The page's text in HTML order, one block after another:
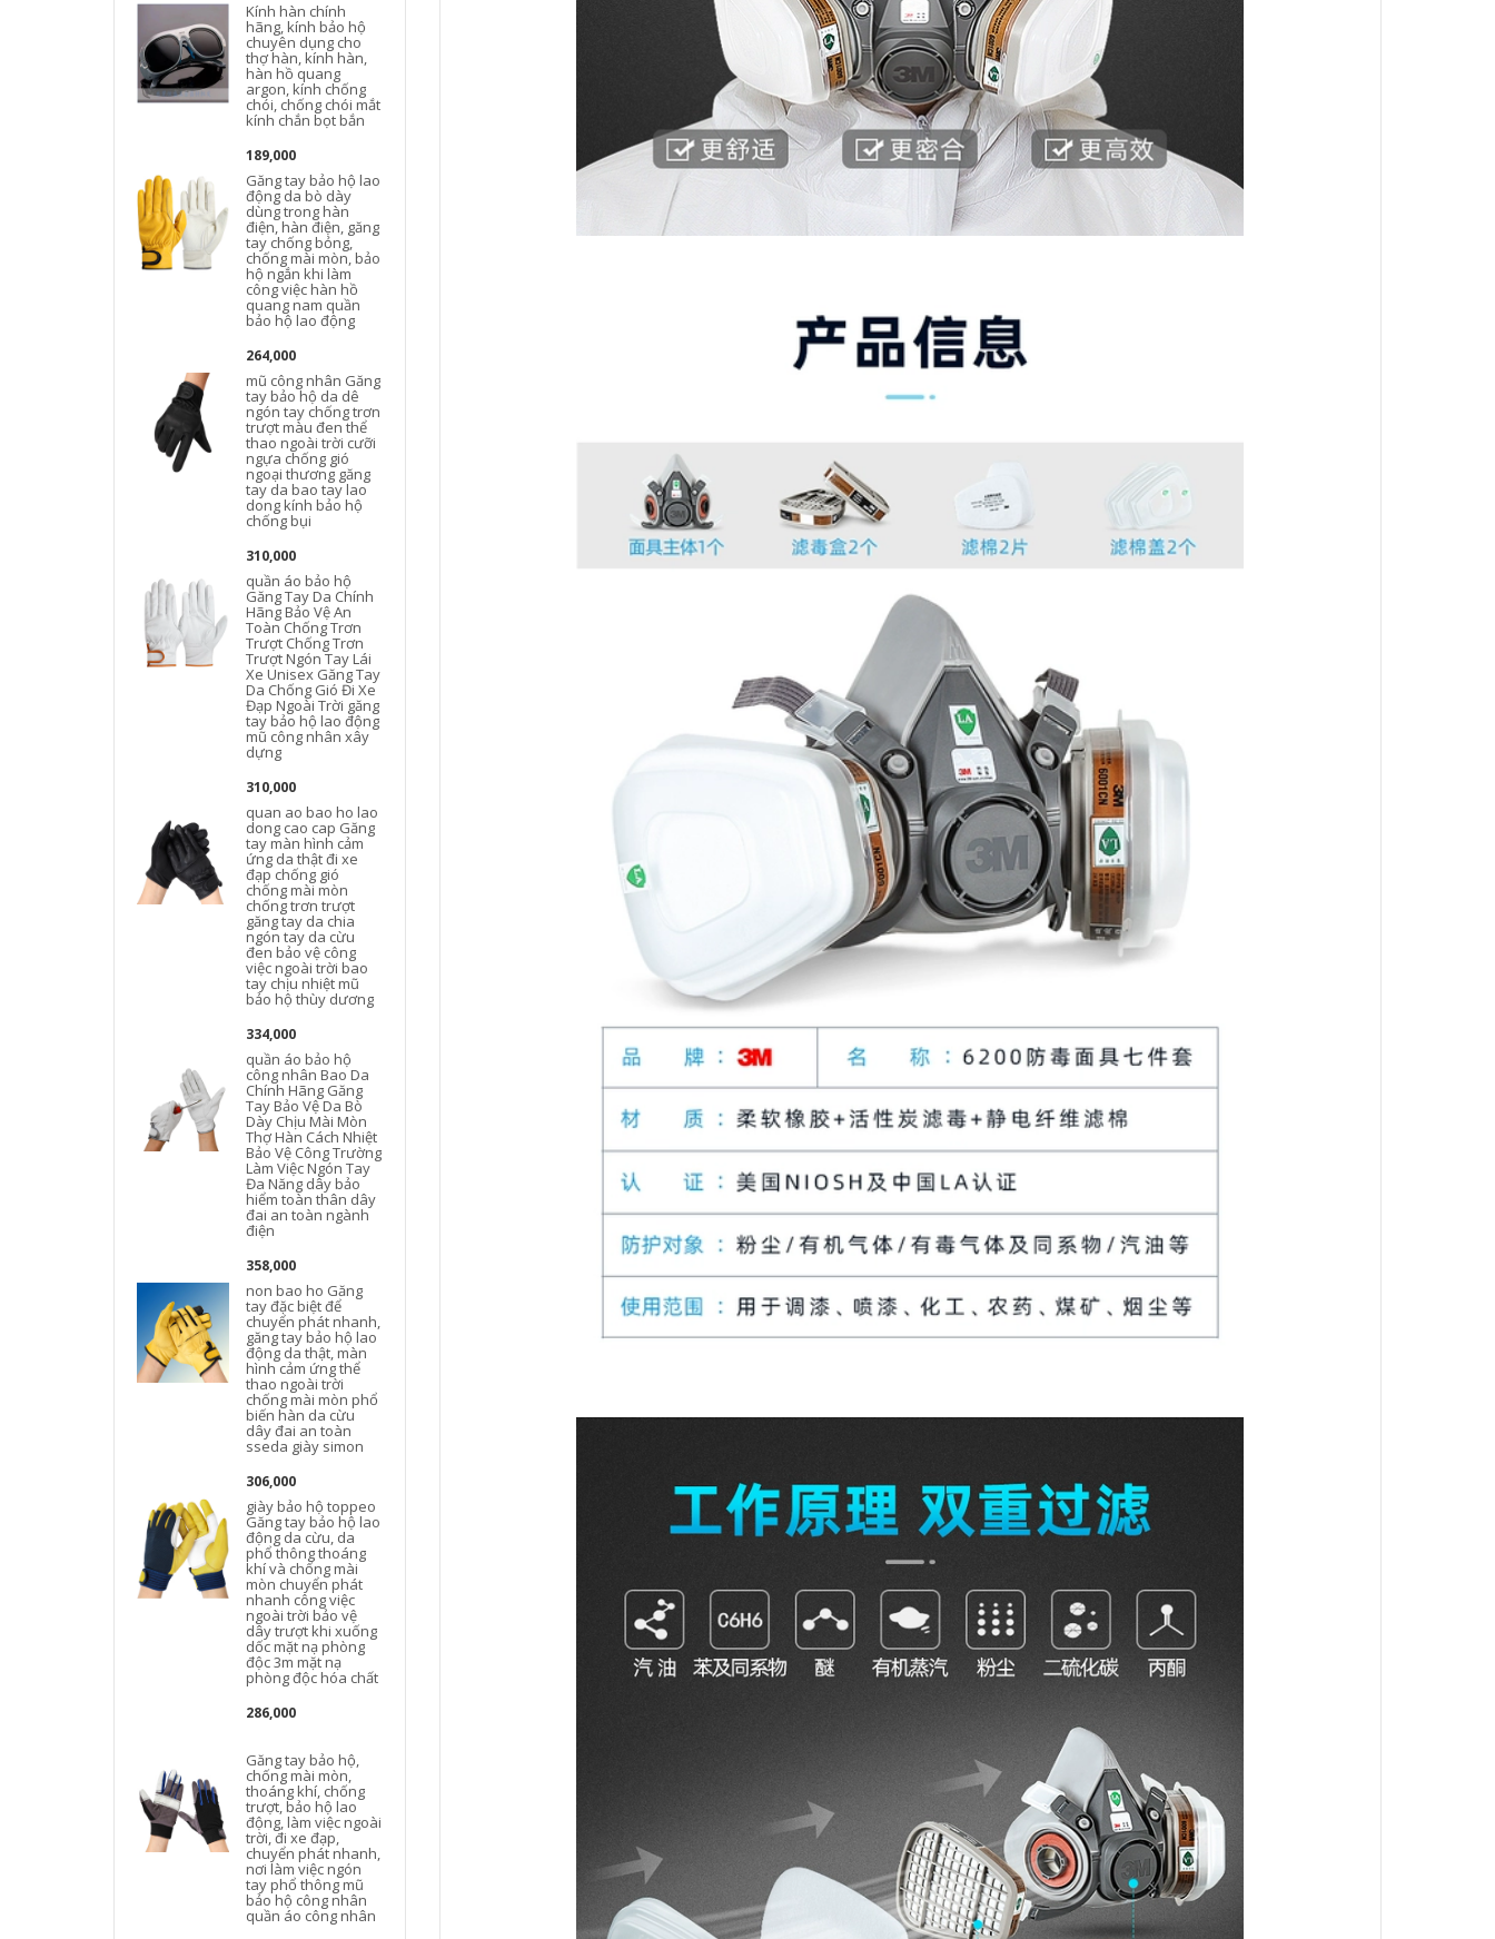
Kính hàn chính
hãng, kính bảo hộ
chuyên dụng cho
thợ hàn, kính hàn,
hàn hồ quang
argon, kính chống
chói, chống chói mắt
kính chắn bọt bắn
189,000
Găng tay bảo hộ lao
động da bò dày
dùng trong hàn
điện, hàn điện, găng
tay chống bỏng,
chống mài mòn, bảo
hộ ngắn khi làm
công việc hàn hồ
quang nam quần
bảo hộ lao động
264,000
mũ công nhân Găng
tay bảo hộ da dê
ngón tay chống trơn
trượt màu đen thể
thao ngoài trời cưỡi
ngựa chống gió
ngoại thương găng
tay da bao tay lao
dong kính bảo hộ
chống bụi
310,000
quần áo bảo hộ
Găng Tay Da Chính
Hãng Bảo Vệ An
Toàn Chống Trơn
Trượt Chống Trơn
Trượt Ngón Tay Lái
Xe Unisex Găng Tay
Da Chống Gió Đi Xe
Đạp Ngoài Trời găng
tay bảo hộ lao động
mũ công nhân xây
dựng
310,000
quan ao bao ho lao
dong cao cap Găng
tay màn hình cảm
ứng da thật đi xe
đạp chống gió
chống mài mòn
chống trơn trượt
găng tay da chia
ngón tay da cừu
đen bảo vệ công
việc ngoài trời bao
tay chịu nhiệt mũ
bảo hộ thùy dương
334,000
quần áo bảo hộ
công nhân Bao Da
Chính Hãng Găng
Tay Bảo Vệ Da Bò
Dày Chịu Mài Mòn
Thợ Hàn Cách Nhiệt
Bảo Vệ Công Trường
Làm Việc Ngón Tay
Đa Năng dây bảo
hiểm toàn thân dây
đai an toàn ngành
điện
358,000
non bao ho Găng
tay đặc biệt để
chuyển phát nhanh,
găng tay bảo hộ lao
động da thật, màn
hình cảm ứng thể
thao ngoài trời
chống mài mòn phổ
biến hàn da cừu
dây đai an toàn
sseda giày simon
306,000
giày bảo hộ toppeo
Găng tay bảo hộ lao
động da cừu, da
phổ thông thoáng
khí và chống mài
mòn chuyển phát
nhanh công việc
ngoài trời bảo vệ
dây trượt khi xuống
dốc mặt nạ phòng
độc 3m mặt nạ
phòng độc hóa chất
286,000
Găng tay bảo hộ,
chống mài mòn,
thoáng khí, chống
trượt, bảo hộ lao
động, làm việc ngoài
trời, đi xe đạp,
chuyển phát nhanh,
nơi làm việc ngón
tay phổ thông mũ
bảo hộ công nhân
quần áo công nhân
việc ngoài trời, thể
thao, đạp xe, làm
Tay Công Trường
Găng tay bảo hộ lao
dựng công việc mộc
cửa hàng sửa chữa
bảo hộ lao động, thi
Găng tay bảo hộ lao
da làm việc găng tay
nhựa mỏng mùa hè
găng tay chống
nhiệt Găng tay bảo
hộ lao động trực
tiếp Dingqing nhúng
và dán n518 bảo vệ
công việc làm vườn
Găng tay cao su
mỏng chống thấm
nước và chịu dầu
găng tay cách nhiệt
găng tay hàn chịu
nhiệt
Mặt nạ bảo vệ dùng
chứa vải tan chảy
Mặt nạ phổ thông
dành cho người lớn
găng tay thợ hàn
bao tay bảo hộ
Găng tay dập nổi
trực tiếp, bảo hộ lao
động, băng nylon
làm việc chống mài
mòn, mủ cao su
tẩm, thoáng khí,
chống trơn trượt,
găng tay chịu nhiệt
Găng tay làm việc
nông trại mùa thu,
bảo hộ lao động,
bền, chống trượt,
chống kẹp, thu
hoạch ngô, thu
hoạch đậu phộng,
thu hoạch mùa thu
găng tay làm việc
phổ thông, ngoài
trời găng tay chống
cháy găng tay thợ
Găng tay chỉ bảo hộ
lao động dày dặn
chịu mài mòn sợi
bông trắng tinh
khiết sợi bông nylon
làm việc găng tay
bảo hộ sửa chữa ô
tô nơi làm việc nam
lao động bao tay
chịu nhiệt
bao tay chống cắt
3m Găng tay cao su
công nghiệp hai
màu trực tiếp chống
axit và kiềm mủ đen
dày và kéo dài
chống ăn mòn
chống dầu chống
hóa chất bao tay
lao dong bao tay
chịu nhiệt
chống mài mòn, dày
găng tay cao su bảo
quản lạnh nơi làm
việc mùa đông găng
tay bảo hộ 3m găng
tay cách nhiệt
Găng tay nylon màu
trắng, thoáng khí,
ôm sát, nhúng cao
su, gia cố, không
bụi, có kết cấu nano,
mỏng và dày găng
Găng tay tẩm nhựa
chống dầu màu đỏ
trực tiếp bảo hộ lao
hộ cao su công
nghiệp dán hoàn
toàn chống axit và
kiềm dày găng tay
cao su bảo hộ găng